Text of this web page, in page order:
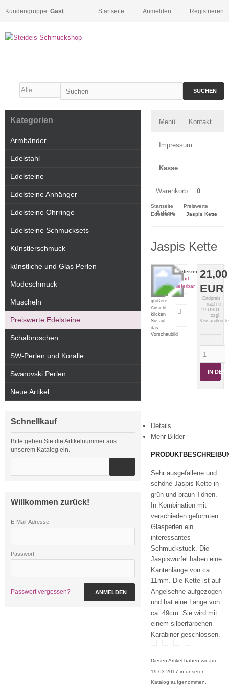
Kundengruppe: Gast Registrieren
Anmelden
Startseite
SUCHEN
Menü Kontakt
Impressum
Kasse
Warenkorb 0
Artikel
Startseite
Preiswerte
Edelsteine
Jaspis Kette
Jaspis Kette
Für eine
größere
Ansicht
klicken
Sie auf
das
Vorschaubild
21,00
EUR
Endpreis
nach §
19 UStG.
zzgl.
IN DEN
Lieferzeit:
sofort
lieferbar
Artikeldatenblatt
drucken
Details
Mehr Bilder
Sehr ausgefallene und
schöne Jaspis Kette in
grün und braun Tönen.
In Kombination mit
verschieden geformten
Glasperlen ein
interessantes
Schmuckstück. Die
Jaspiswürfel haben eine
Kantenlänge von ca.
11mm. Die Kette ist auf
Angelsehne aufgezogen
und hat eine Länge von
ca. 49cm. Sie wird mit
einem silberfarbenen
Karabiner geschlossen.
Diesen Artikel haben wir am
19.03.2017 in unseren
Katalog aufgenommen.
Kategorien
Armbänder
Edelstahl
Edelsteine
Edelsteine Anhänger
Edelsteine Ohrringe
Edelsteine Schmucksets
Künstlerschmuck
künstliche und Glas Perlen
Modeschmuck
Muscheln
Preiswerte Edelsteine
Schalbroschen
SW-Perlen und Koralle
Swarovski Perlen
Neue Artikel
Schnellkauf
Bitte geben Sie die Artikelnummer aus
unserem Katalog ein.
Willkommen zurück!
E-Mail-Adresse:
Passwort:
Passwort vergessen? ANMELDEN